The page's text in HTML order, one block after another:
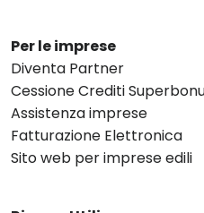
Per le imprese
Diventa Partner
Cessione Crediti
Assistenza imprese
Fatturazione Elettronica
Sito web per imprese edili